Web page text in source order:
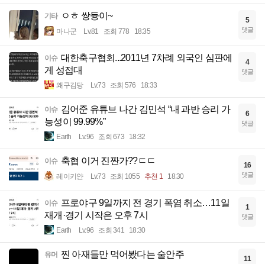
기타 ㅇㅎ 쌍듕이~
마나군 Lv.81 조회 778 18:35
5
댓글
이슈 대한축구협회...2011년 7차례 외국인 심판에
게 성접대
왜구김당 Lv.73 조회 576 18:33
4
댓글
이슈 김어준 유튜브 나간 김민석 “내 과반 승리 가
능성이 99.99%”
Earth Lv.96 조회 673 18:32
6
댓글
이슈 축협 이거 진짠가??ㄷㄷ
레이키얀 Lv.73 조회 1055 추천 1 18:30
16
댓글
이슈 프로야구 9일까지 전 경기 폭염 취소…11일
재개·경기 시작은 오후 7시
Earth Lv.96 조회 341 18:30
1
댓글
유머 찐 아재들만 먹어봤다는 술안주 11